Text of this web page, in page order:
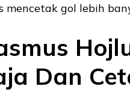
mencetak gol lebih
Dan